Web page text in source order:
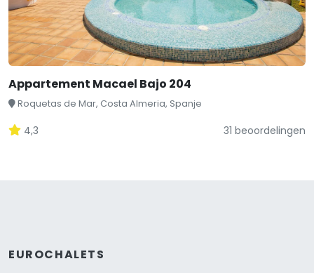
Appartement Macael Bajo 204
Roquetas de Mar, Costa Almeria, Spanje
4,3 31 beoordelingen
EUROCHALETS